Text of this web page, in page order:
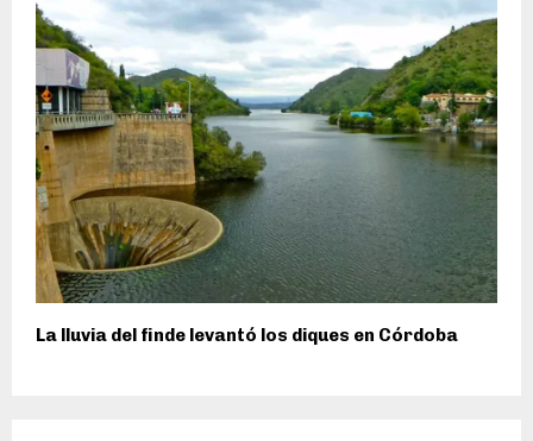
La lluvia del finde levantó los diques en Córdoba